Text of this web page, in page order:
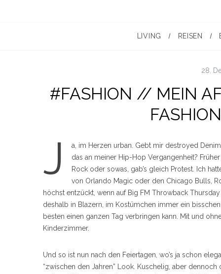
LIVING REISEN
28.
#FASHION // MEIN
J
a, im Herzen urban. Gebt mir destroyed
das an meiner Hip-Hop Vergangenheit?
Rock oder sowas, gab’s gleich Protest. Ich
von Orlando Magic oder den Chicago Bulls,
höchst entzückt, wenn auf Big FM Throwback
deshalb in Blazern, im Kostümchen immer ein
besten einen ganzen Tag verbringen kann. Mit und
Kinderzimmer.
Und so ist nun nach den Feiertagen, wo’s ja schon
“zwischen den Jahren” Look. Kuschelig, aber